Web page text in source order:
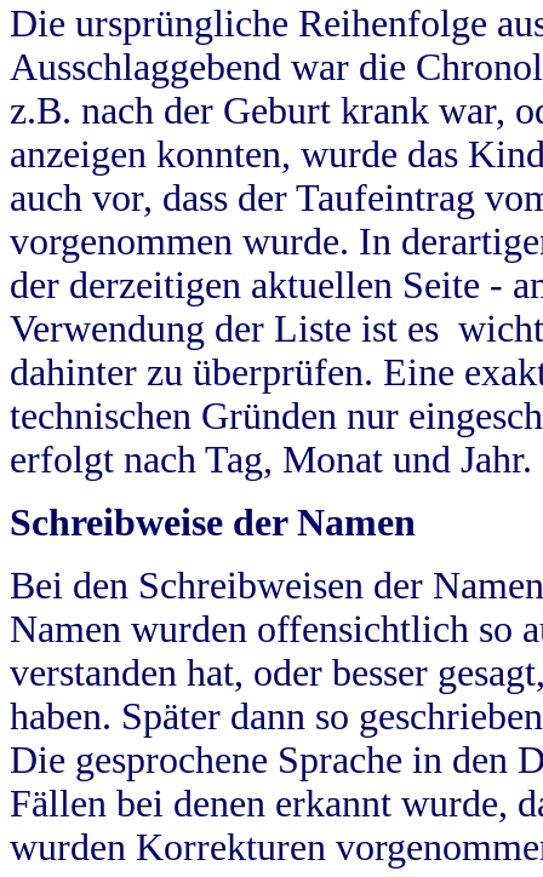
Die ursprüngliche Reihenfolge
Ausschlaggebend war die
z.B. nach der Geburt krank war,
anzeigen konnten, wurde das
auch vor, dass der Taufeintrag
vorgenommen wurde. In
der derzeitigen aktuellen Seite -
Verwendung der Liste ist es
dahinter zu überprüfen. Eine
technischen Gründen nur
erfolgt nach Tag, Monat und Jahr.
Schreibweise der Namen
Bei den Schreibweisen der
Namen wurden offensichtlich so
verstanden hat, oder besser
haben. Später dann so
Die gesprochene Sprache in
Fällen bei denen erkannt wurde,
wurden Korrekturen